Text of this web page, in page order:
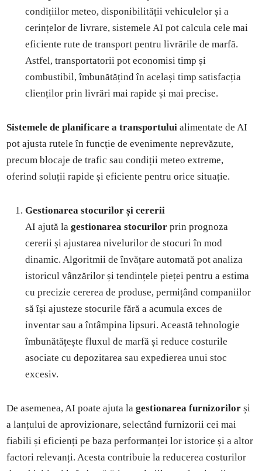
condițiilor meteo, disponibilității vehiculelor și a
cerințelor de livrare, sistemele AI pot calcula cele mai
eficiente rute de transport pentru livrările de marfă.
Astfel, transportatorii pot economisi timp și
combustibil, îmbunătățind în același timp satisfacția
clienților prin livrări mai rapide și mai precise.
Sistemele de planificare a transportului alimentate de AI
pot ajusta rutele în funcție de evenimente neprevăzute,
precum blocaje de trafic sau condiții meteo extreme,
oferind soluții rapide și eficiente pentru orice situație.
Gestionarea stocurilor și cererii
AI ajută lagestionarea stocurilor prin prognoza
cererii și ajustarea nivelurilor de stocuri în mod
dinamic. Algoritmii de învățare automată pot analiza
istoricul vânzărilor și tendințele pieței pentru a estima
cu precizie cererea de produse, permițând companiilor
să își ajusteze stocurile fără a acumula exces de
inventar sau a întâmpina lipsuri. Această tehnologie
îmbunătățește fluxul de marfă și reduce costurile
asociate cu depozitarea sau expedierea unui stoc
excesiv.
De asemenea, AI poate ajuta lagestionarea furnizorilor și
a lanțului de aprovizionare, selectând furnizorii cei mai
fiabili și eficienți pe baza performanței lor istorice și a altor
factori relevanți. Acesta contribuie la reducerea costurilor